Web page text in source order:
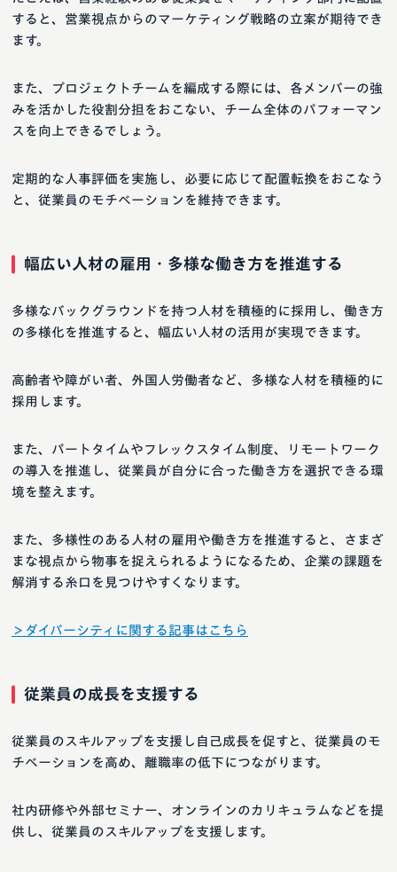
すると、営業視点からのマーケティング戦略の立案が期待でき
ます。
また、プロジェクトチームを編成する際には、各メンバーの強
みを活かした役割分担をおこない、チーム全体のパフォーマン
スを向上できるでしょう。
定期的な人事評価を実施し、必要に応じて配置転換をおこなう
と、従業員のモチベーションを維持できます。
幅広い人材の雇用・多様な働き方を推進する
多様なバックグラウンドを持つ人材を積極的に採用し、働き方
の多様化を推進すると、幅広い人材の活用が実現できます。
高齢者や障がい者、外国人労働者など、多様な人材を積極的に
採用します。
また、パートタイムやフレックスタイム制度、リモートワーク
の導入を推進し、従業員が自分に合った働き方を選択できる環
境を整えます。
また、多様性のある人材の雇用や働き方を推進すると、さまざ
まな視点から物事を捉えられるようになるため、企業の課題を
解消する糸口を見つけやすくなります。
＞ダイバーシティに関する記事はこちら
従業員の成長を支援する
従業員のスキルアップを支援し自己成長を促すと、従業員のモ
チベーションを高め、離職率の低下につながります。
社内研修や外部セミナー、オンラインのカリキュラムなどを提
供し、従業員のスキルアップを支援します。